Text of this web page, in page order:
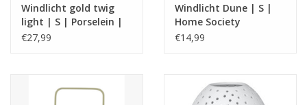
Windlicht gold twig
light | S | Porselein |
Räder
€27,99
Windlicht Dune | S |
Home Society
€14,99